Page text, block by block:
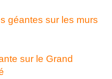
géantes sur les murs
sur le Grand